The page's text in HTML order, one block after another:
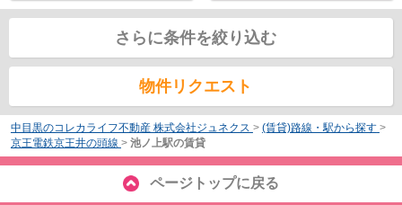
さらに条件を絞り込む
物件リクエスト
中目黒のコレカライフ不動産 株式会社ジュネクス > (賃貸)路線・駅から探す >
京王電鉄京王井の頭線 > 池ノ上駅の賃貸
ページトップに戻る